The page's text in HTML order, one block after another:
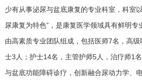
少有从事泌尿与盆底康复的专业科室，科室
尿康复为特色”，是康复医学领域具有鲜
由高素质专业团队组成，包括医师7名，高
士3人；护士14名，主管护师5人，治疗师
与盆底功能障碍诊疗，创新融合尿动力学、